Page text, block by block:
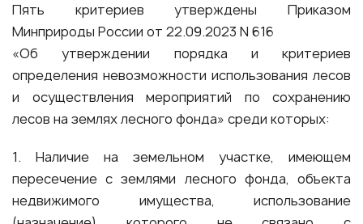
Пять критериев утверждены Приказом
Минприроды России от 22.09.2023 N 616
«Об утверждении порядка и критериев
определения невозможности использования лесов
и осуществления мероприятий по сохранению
лесов на землях лесного фонда» среди которых:
1. Наличие на земельном участке, имеющем
пересечение с землями лесного фонда, объекта
недвижимого имущества, использование